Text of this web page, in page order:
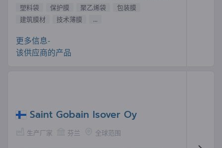
塑料袋
保护膜 聚乙烯袋
包装膜
建筑膜材
技术薄膜 ...
更多信息-
该供应商的产品
Saint Gobain Isover Oy
生产厂家 芬兰 全球范围